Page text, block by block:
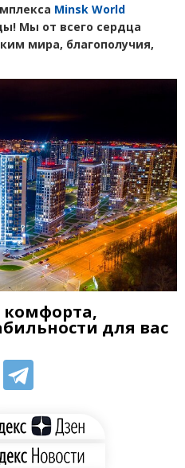
Minsk World
Мы от всего сердца
мира, благополучия,
для вас